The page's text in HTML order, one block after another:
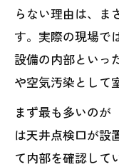
らない理由は、ま
す。実際の現場で
設備の内部といっ
や空気汚染として
まず最も多いのが
は天井点検口が設
て内部を確認して